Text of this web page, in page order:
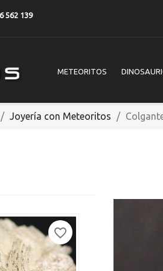
562 139
METEORITOS
Joyería con Meteoritos
favorite_border